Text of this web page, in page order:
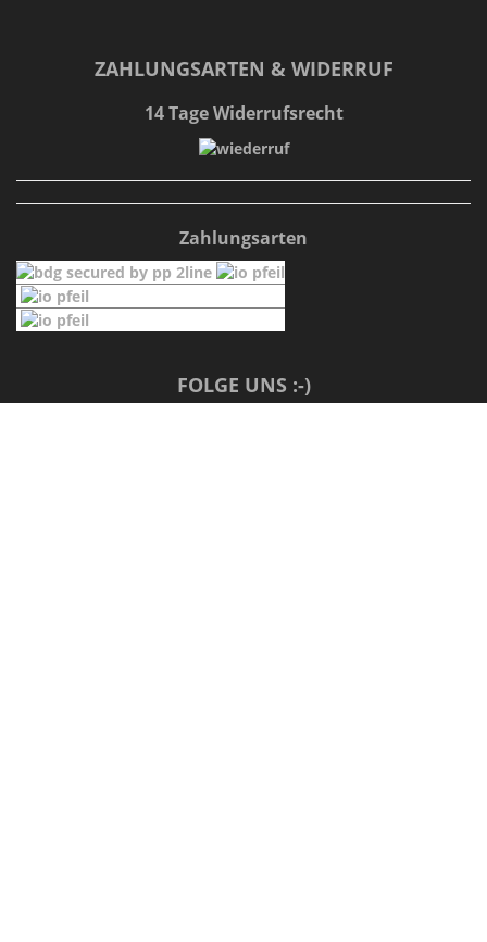
ZAHLUNGSARTEN & WIDERRUF
14 Tage Widerrufsrecht
Zahlungsarten
FOLGE UNS :-)